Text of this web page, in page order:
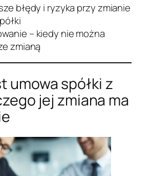
błędy i ryzyka przy zmianie
– kiedy nie można
zmianą
umowa spółki z
jej zmiana ma